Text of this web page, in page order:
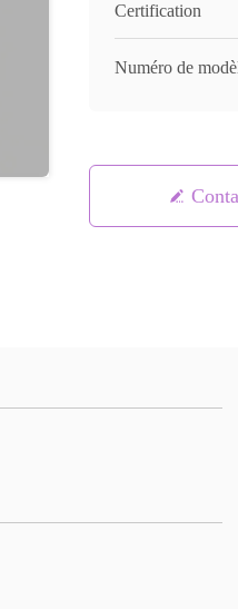
Certification
Numéro de